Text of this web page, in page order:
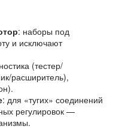
: наборы под
и исключают
(тестер/
расширитель),
: для «тугих» соединений
регулировок —